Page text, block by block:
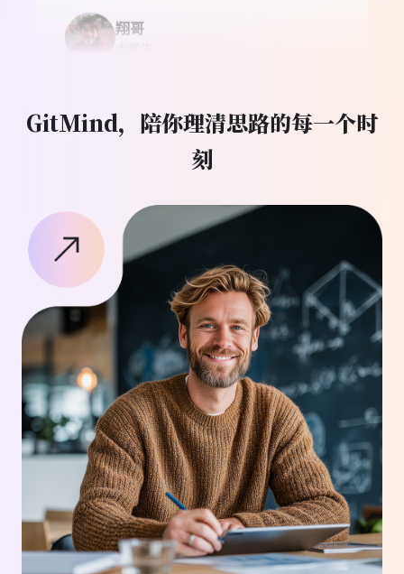
翔哥
大学生
了。
刘雨婷
市场策划
以前做方案老是思路乱，用 GitMind 直接把想
法画成结构图，一下就看清全局。效率提高很
明显，也省掉不少反复修改的时间。
陈婉婷
老师
备课时，我先用 PDF 总结功能提取重点，再
整理成课堂内容，结构清楚多了，准备时间也
缩短不少。
GitMind，陪你理清思路的每一个时
刻